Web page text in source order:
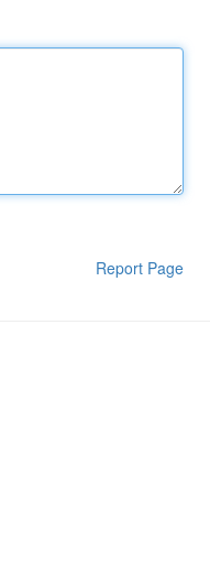
Report Page